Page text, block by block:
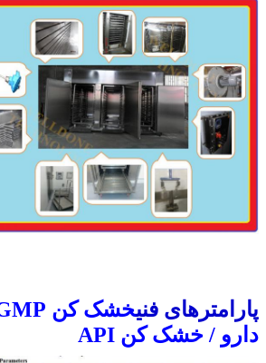
پارامترهای فنی
دارو / خشک کن API